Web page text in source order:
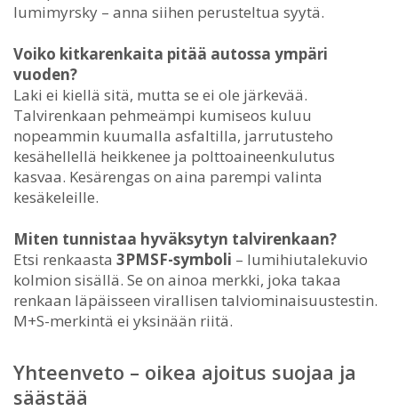
lumimyrsky – anna siihen perusteltua syytä.
Voiko kitkarenkaita pitää autossa ympäri
vuoden?
Laki ei kiellä sitä, mutta se ei ole järkevää.
Talvirenkaan pehmeämpi kumiseos kuluu
nopeammin kuumalla asfaltilla, jarrutusteho
kesähellellä heikkenee ja polttoaineenkulutus
kasvaa. Kesärengas on aina parempi valinta
kesäkeleille.
Miten tunnistaa hyväksytyn talvirenkaan?
Etsi renkaasta 3PMSF-symboli – lumihiutalekuvio
kolmion sisällä. Se on ainoa merkki, joka takaa
renkaan läpäisseen virallisen talviominaisuustestin.
M+S-merkintä ei yksinään riitä.
Yhteenveto – oikea ajoitus suojaa ja
säästää